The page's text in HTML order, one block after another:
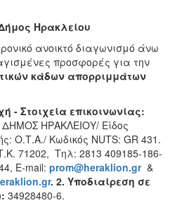
Ηρακλείου
ανοικτό διαγωνισμό άνω
προσφορές για την
κάδων απορριμμάτων
- Στοιχεία επικοινωνίας:
ΗΡΑΚΛΕΙΟΥ/ Είδος
Ο.Τ.Α./ Κωδικός NUTS: GR 431.
71202, Τηλ: 2813 409185-186-
E-mail: prom@heraklion.gr&
.gr. 2. Υποδιαίρεση σε
34928480-6.